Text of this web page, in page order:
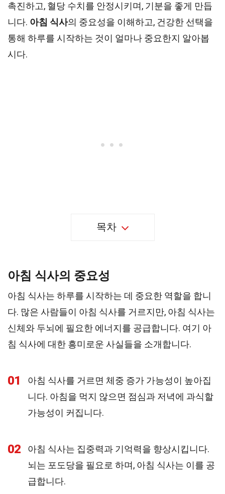
촉진하고, 혈당 수치를 안정시키며, 기분을 좋게 만듭
니다. 아침 식사의 중요성을 이해하고, 건강한 선택을
통해 하루를 시작하는 것이 얼마나 중요한지 알아봅
시다.
목차
아침 식사의 중요성
아침 식사는 하루를 시작하는 데 중요한 역할을 합니
다. 많은 사람들이 아침 식사를 거르지만, 아침 식사는
신체와 두뇌에 필요한 에너지를 공급합니다. 여기 아
침 식사에 대한 흥미로운 사실들을 소개합니다.
01
아침 식사를 거르면 체중 증가 가능성이 높아집
니다. 아침을 먹지 않으면 점심과 저녁에 과식할
가능성이 커집니다.
02
아침 식사는 집중력과 기억력을 향상시킵니다.
뇌는 포도당을 필요로 하며, 아침 식사는 이를 공
급합니다.